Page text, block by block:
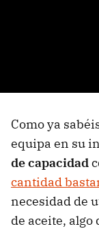
Como ya
equipa en su
de capacidad
cantidad
necesidad de
de aceite, algo